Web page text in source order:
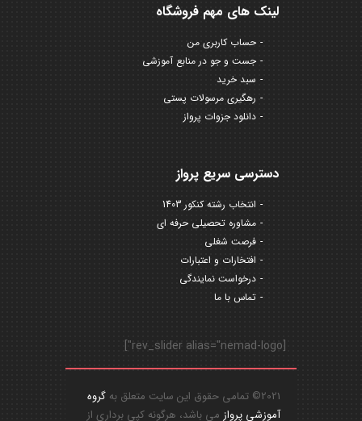
لینک های مهم فروشگاه
حساب کاربری من
جست و جو در منابع آموزشی
سبد خرید
رهگیری مرسولات پستی
دانلود جزوات پرواز
دسترسی سریع پرواز
انتخاب رشته کنکور 1403
مشاوره تحصیلی حرفه ای
فرصت شغلی
افتخارات و اعتبارات
درخواست نمایندگی
تماس با ما
[rev_slider alias="nemad-logo"]
2021© تمامی حقوق این سایت متعلق به
گروه
آموزشی پروازمی باشد، هرگونه کپی برداری از